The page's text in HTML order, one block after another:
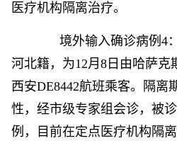
医疗机构隔离治疗。
境外输入确诊病例4：
河北籍，为12月8日由哈萨克
西安DE8442航班乘客。隔离
性，经市级专家组会诊，被
例，目前在定点医疗机构隔离